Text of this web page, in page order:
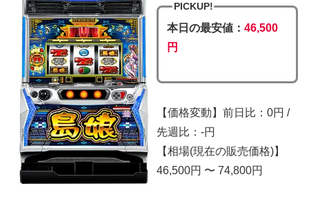
PICKUP!
本日の最安値：46,500
円
【価格変動】前日比：0円 /
先週比：-円
【相場(現在の販売価格)】
46,500円 〜 74,800円